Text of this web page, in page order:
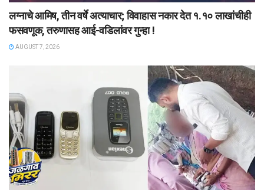
लग्नाचे आमिष, तीन वर्षे अत्याचार; विवाहास नकार देत १.१० लाखांचीही
फसवणूक, तरुणासह आई-वडिलांवर गुन्हा !
AUGUST 7, 2026